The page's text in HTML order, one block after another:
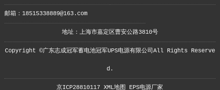
邮箱：18515338889@163.com
地址：上海市嘉定区曹安公路3810号
Copyright ©广东志成冠军蓄电池冠军UPS电源有限公司All Rights Reserve
d.
京ICP28810117 XML地图 EPS电源厂家